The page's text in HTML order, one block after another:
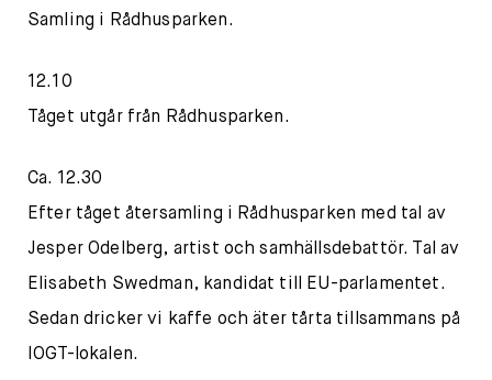
Samling i Rådhusparken.
12.10
Tåget utgår från Rådhusparken.
Ca. 12.30
Efter tåget återsamling i Rådhusparken med tal av
Jesper Odelberg, artist och samhällsdebattör. Tal av
Elisabeth Swedman, kandidat till EU-parlamentet.
Sedan dricker vi kaffe och äter tårta tillsammans på
IOGT-lokalen.